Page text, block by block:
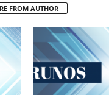
FROM AUTHOR